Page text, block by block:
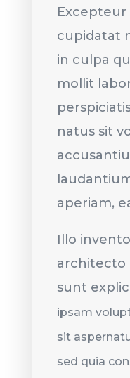
cupidatat
in culpa
mollit
natus sit
aperiam,
Illo
architecto
sunt
ipsam
sit
sed quia